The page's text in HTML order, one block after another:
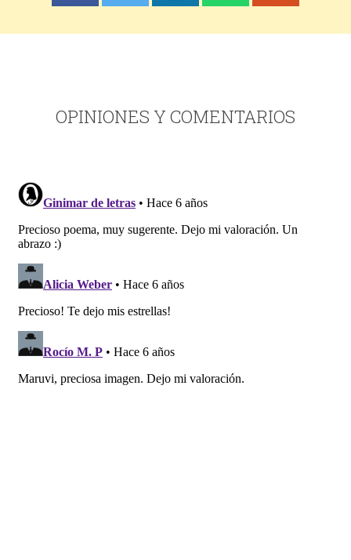
OPINIONES Y COMENTARIOS